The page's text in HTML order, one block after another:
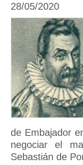
28/05/2020
de Embajador
negociar el
Sebastián de